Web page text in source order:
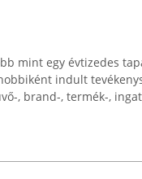
mint egy évtizedes
indult
, brand-, termék-,